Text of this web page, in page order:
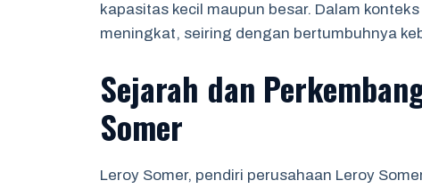
kapasitas kecil maupun besar. Dalam
meningkat, seiring dengan bertumbuhnya
Sejarah dan
Somer
Leroy Somer, pendiri perusahaan Leroy